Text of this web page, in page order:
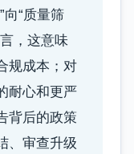
向“质量筛
，这意味
规成本；对
耐心和更严
背后的政策
、审查升级